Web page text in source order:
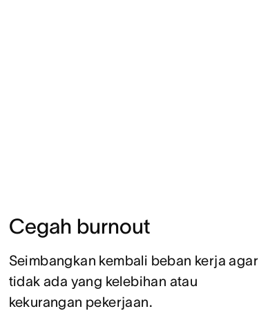
Cegah burnout
Seimbangkan kembali beban kerja agar
tidak ada yang kelebihan atau
kekurangan pekerjaan.